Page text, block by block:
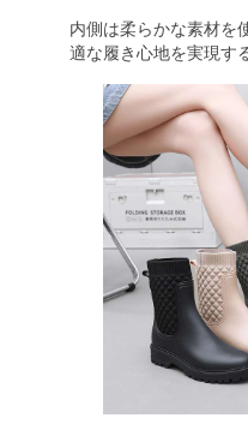
内側は柔らかな素材を
適な履き心地を実現す